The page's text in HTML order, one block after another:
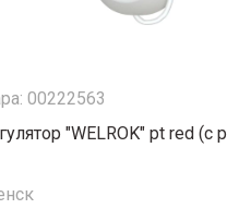
00222563
"WELROK" pt red (с